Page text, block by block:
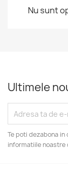
Nu sunt
Ultimele
Te poti dezabona
informatiile noastre